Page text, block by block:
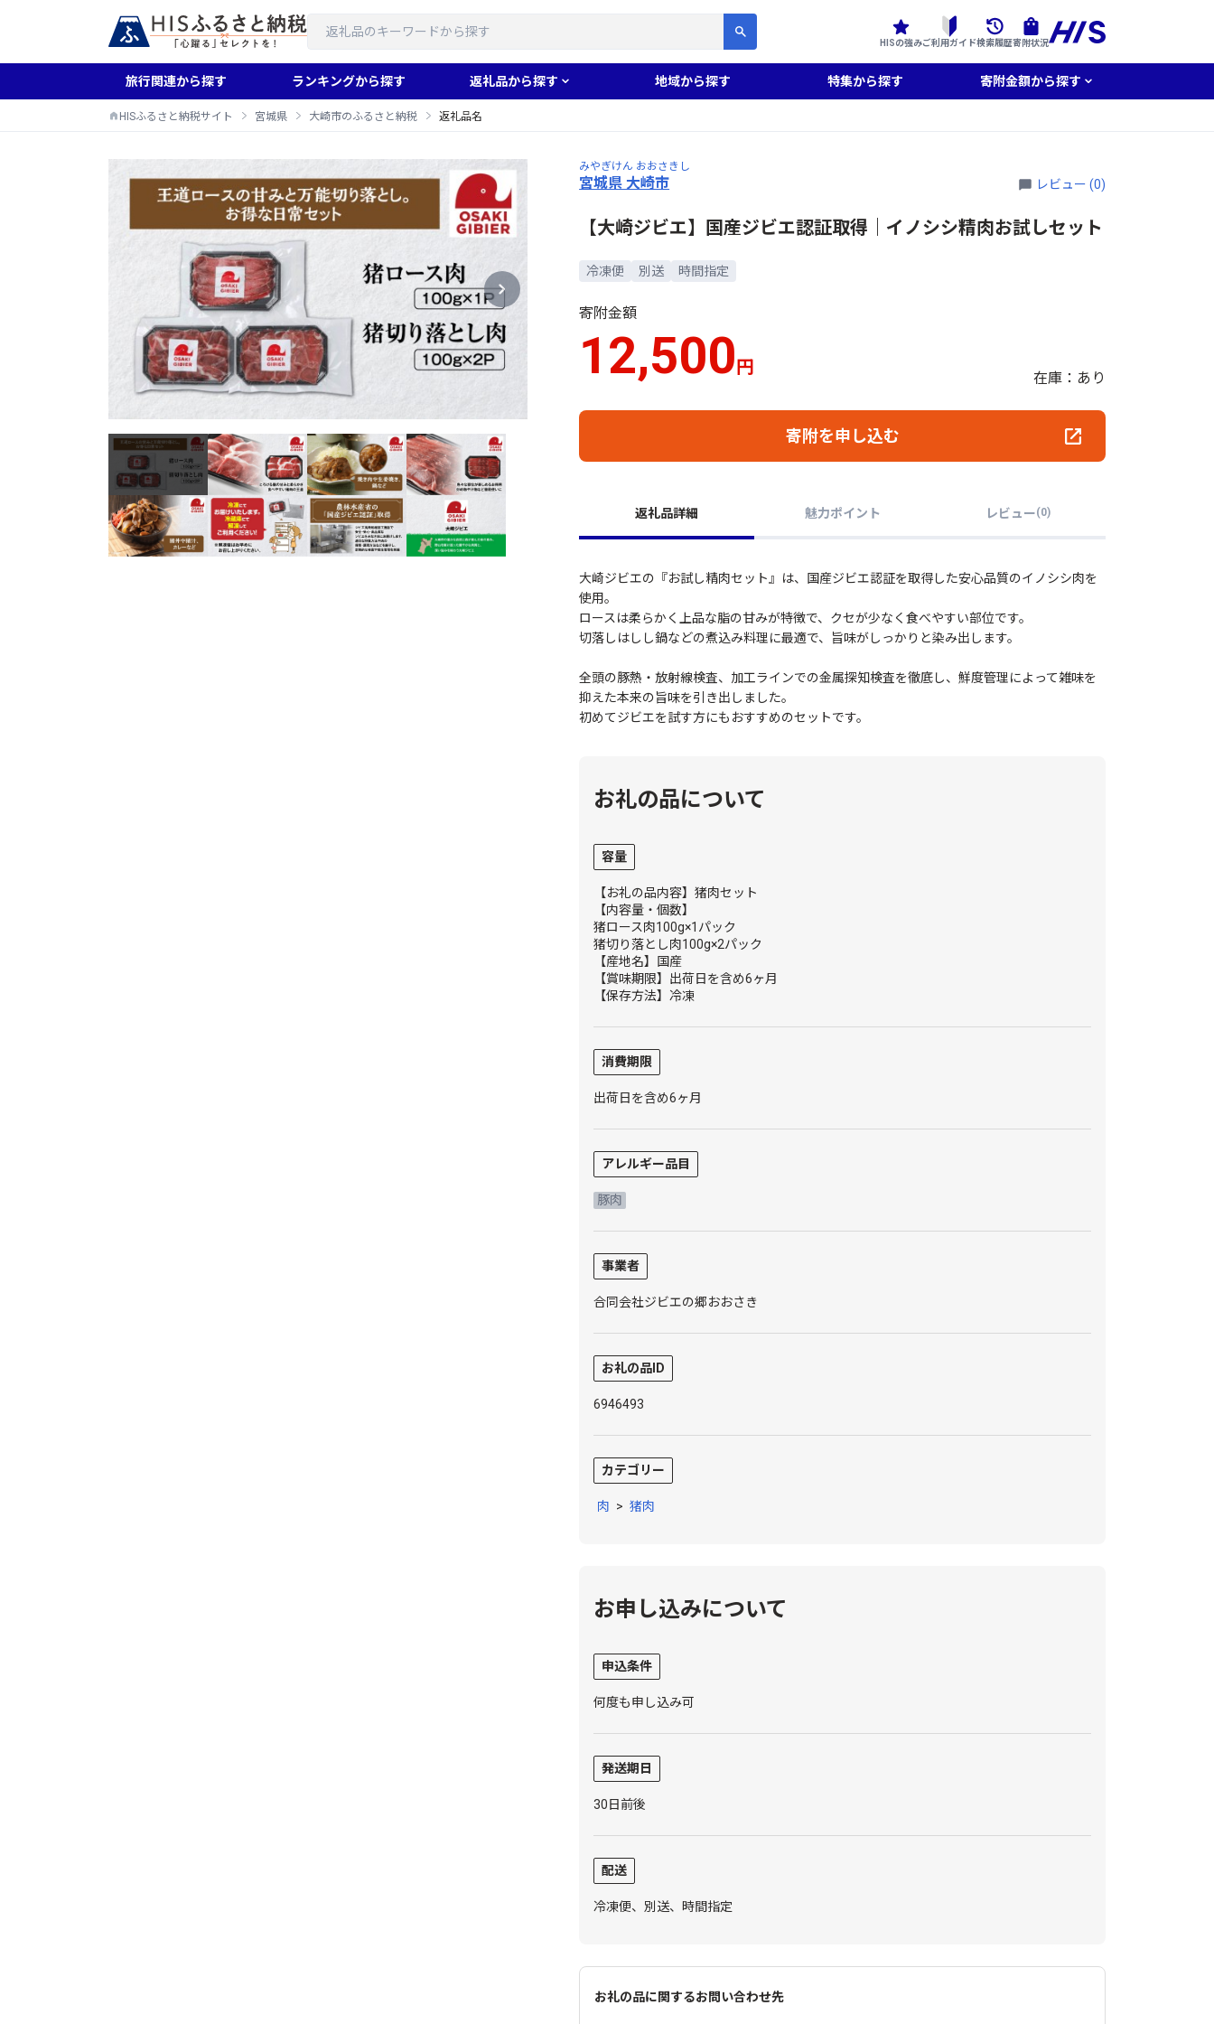
HISの強みご利用ガイド検索履歴寄附状況
旅行関連から探す ランキングから探す 返礼品から探す 地域から探す 特集から探す 寄附金額から探す
HISふるさと納税サイト 宮城県 大崎市のふるさと納税 返礼品名
みやぎけん おおさきし
宮城県 大崎市 レビュー (0)
【大崎ジビエ】国産ジビエ認証取得｜イノシシ精肉お試しセット
冷凍便 別送 時間指定
寄附金額
12,500円
在庫：あり
寄附を申し込む
返礼品詳細 魅力ポイント レビュー(0)
大崎ジビエの『お試し精肉セット』は、国産ジビエ認証を取得した安心品質のイノシシ肉を
使用。
ロースは柔らかく上品な脂の甘みが特徴で、クセが少なく食べやすい部位です。
切落しはしし鍋などの煮込み料理に最適で、旨味がしっかりと染み出します。
全頭の豚熱・放射線検査、加工ラインでの金属探知検査を徹底し、鮮度管理によって雑味を
抑えた本来の旨味を引き出しました。
初めてジビエを試す方にもおすすめのセットです。
お礼の品について
容量
【お礼の品内容】猪肉セット
【内容量・個数】
猪ロース肉100g×1パック
猪切り落とし肉100g×2パック
【産地名】国産
【賞味期限】出荷日を含め6ヶ月
【保存方法】冷凍
消費期限
出荷日を含め6ヶ月
アレルギー品目
豚肉
事業者
合同会社ジビエの郷おおさき
お礼の品ID
6946493
カテゴリー
肉 > 猪肉
お申し込みについて
申込条件
何度も申し込み可
発送期日
30日前後
配送
冷凍便、別送、時間指定
お礼の品に関するお問い合わせ先